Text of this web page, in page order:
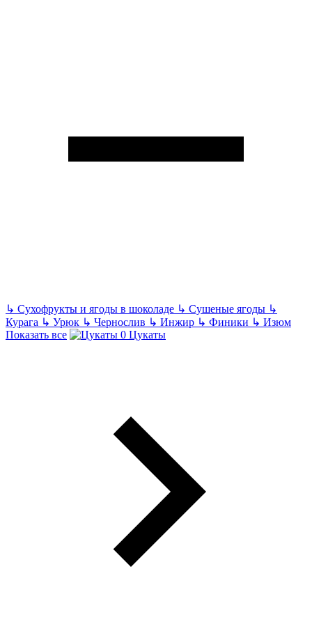
↳ Сухофрукты и ягоды в шоколаде ↳ Сушеные ягоды ↳
Курага ↳ Урюк ↳ Чернослив ↳ Инжир ↳ Финики ↳ Изюм
Показать все
Цукаты